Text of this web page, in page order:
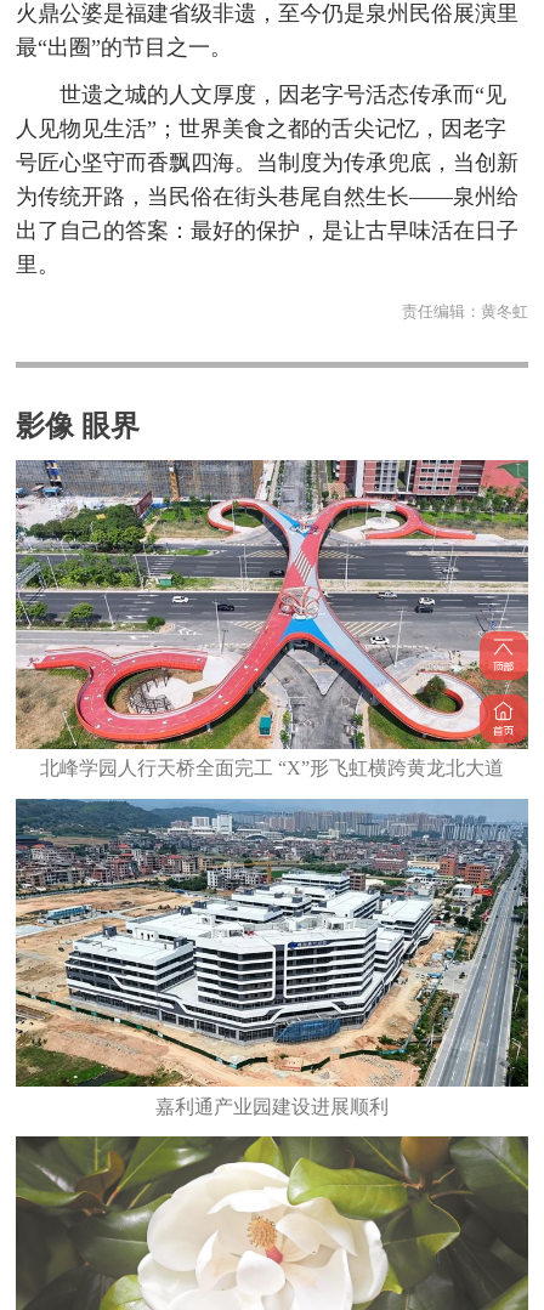
火鼎公婆是福建省级非遗，至今仍是泉州民俗展演里
最“出圈”的节目之一。
世遗之城的人文厚度，因老字号活态传承而“见
人见物见生活”；世界美食之都的舌尖记忆，因老字
号匠心坚守而香飘四海。当制度为传承兜底，当创新
为传统开路，当民俗在街头巷尾自然生长——泉州给
出了自己的答案：最好的保护，是让古早味活在日子
里。
责任编辑： 黄冬虹
影像 眼界
北峰学园人行天桥全面完工 “X”形飞虹横跨黄龙北大道
嘉利通产业园建设进展顺利